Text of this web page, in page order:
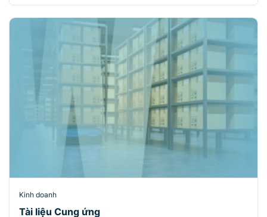
Kinh doanh
Tài liệu Cung ứng